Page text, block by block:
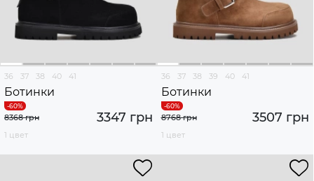
36 37 38 40 41
Ботинки
3347 грн
8368 грн
1 цвет
36 37 38 39 40 41
Ботинки
3507 грн
8768 грн
1 цвет